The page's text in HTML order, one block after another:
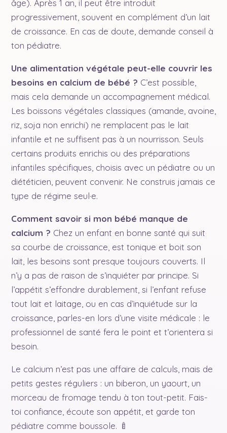
âge). Après 1 an, il peut être introduit
progressivement, souvent en complément d’un lait
de croissance. En cas de doute, demande conseil à
ton pédiatre.
Une alimentation végétale peut-elle couvrir les
besoins en calcium de bébé ? C’est possible,
mais cela demande un accompagnement médical.
Les boissons végétales classiques (amande, avoine,
riz, soja non enrichi) ne remplacent pas le lait
infantile et ne suffisent pas à un nourrisson. Seuls
certains produits enrichis ou des préparations
infantiles spécifiques, choisis avec un pédiatre ou un
diététicien, peuvent convenir. Ne construis jamais ce
type de régime seul·e.
Comment savoir si mon bébé manque de
calcium ? Chez un enfant en bonne santé qui suit
sa courbe de croissance, est tonique et boit son
lait, les besoins sont presque toujours couverts. Il
n’y a pas de raison de s’inquiéter par principe. Si
l’appétit s’effondre durablement, si l’enfant refuse
tout lait et laitage, ou en cas d’inquiétude sur la
croissance, parles-en lors d’une visite médicale : le
professionnel de santé fera le point et t’orientera si
besoin.
Le calcium n’est pas une affaire de calculs, mais de
petits gestes réguliers : un biberon, un yaourt, un
morceau de fromage tendu à ton tout-petit. Fais-
toi confiance, écoute son appétit, et garde ton
pédiatre comme boussole. 🍼